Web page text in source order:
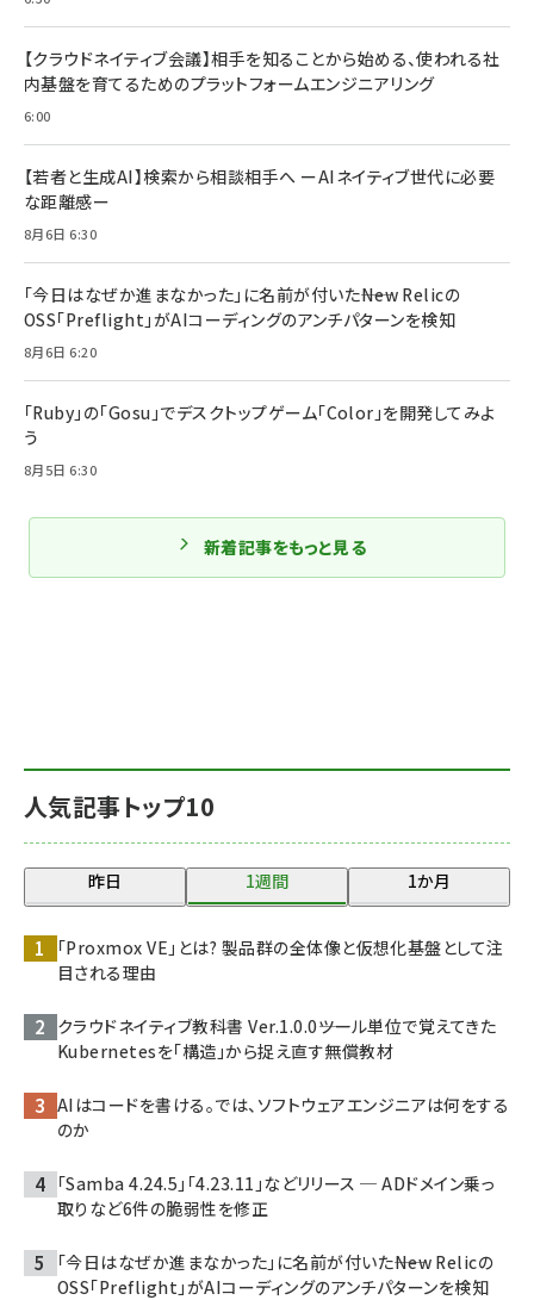
人気記事トップ10
昨日 1週間 1か月
「Proxmox VE」とは? 製品群の全体像と仮想化基盤として注
目される理由
クラウドネイティブ教科書 Ver.1.0.0――ツール単位で覚えてきた
Kubernetesを「構造」から捉え直す無償教材
AIはコードを書ける。では、ソフトウェアエンジニアは何をする
のか
「Samba 4.24.5」「4.23.11」などリリース ─ ADドメイン乗っ
取りなど6件の脆弱性を修正
「今日はなぜか進まなかった」に名前が付いた――New Relicの
OSS「Preflight」がAIコーディングのアンチパターンを検知
【クラウドネイティブ会議】相手を知ることから始める、使われる社
内基盤を育てるためのプラットフォームエンジニアリング
6:00
【若者と生成AI】検索から相談相手へ ーAIネイティブ世代に必要
な距離感ー
8月6日 6:30
「今日はなぜか進まなかった」に名前が付いた――New Relicの
OSS「Preflight」がAIコーディングのアンチパターンを検知
8月6日 6:20
「Ruby」の「Gosu」でデスクトップゲーム「Color」を開発してみよ
う
8月5日 6:30
新着記事をもっと見る